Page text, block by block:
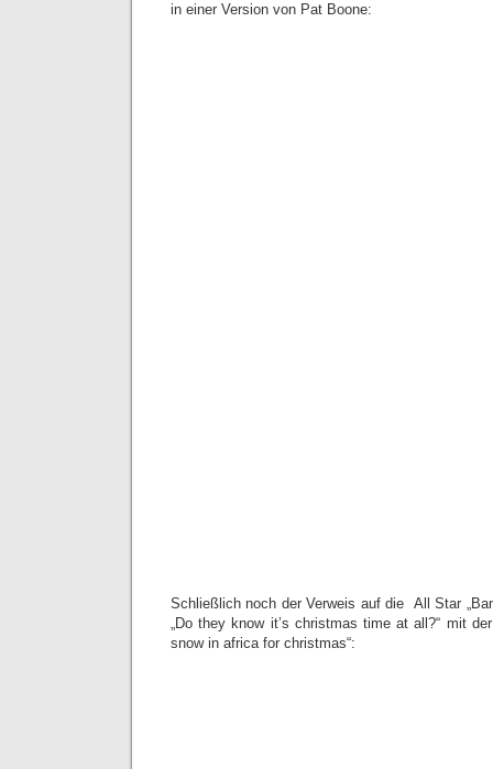
in einer Version von Pat Boone:
Schließlich noch der Verweis auf die All Star
„Do they know it’s christmas time at all?“ mit
snow in africa for christmas“: